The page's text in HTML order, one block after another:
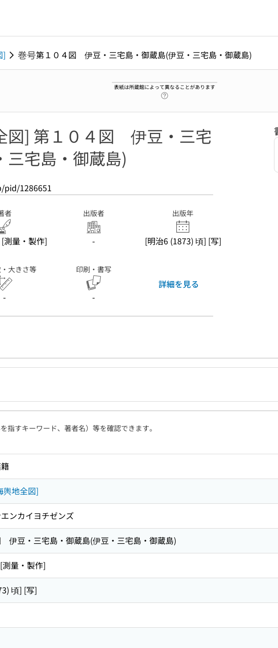
] 巻号第１０４図 伊豆・三宅島・御蔵島(伊豆・三宅島・御蔵島)
表紙は所蔵館によって異なることがあります
図] 第１０４図 伊豆・三宅
三宅島・御蔵島)
pid/1286651
者
測量・製作]
出版者
-
出版年
[明治6 (1873) 頃] [写]
大きさ等
-
印刷・書写
-
詳細を見る
指すキーワード、著者名）等を確認できます。
輿地全図]
ンカイヨチゼンズ
伊豆・三宅島・御蔵島(伊豆・三宅島・御蔵島)
量・製作]
頃] [写]